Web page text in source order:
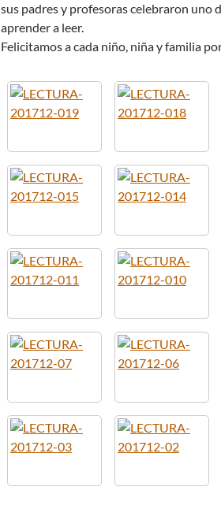
sus padres y profesoras celebraron uno
aprender a leer.
Felicitamos a cada niño, niña y familia